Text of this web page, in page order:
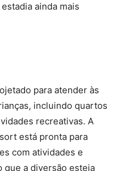
ainda mais
para atender às
incluindo quartos
recreativas. A
está pronta para
com atividades e
que a diversão esteja